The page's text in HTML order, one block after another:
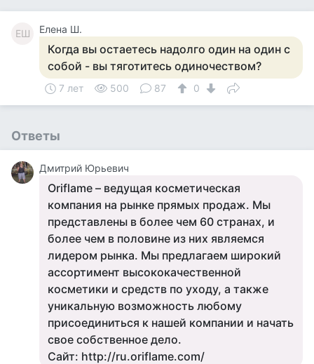
ЕШ Елена Ш.
Когда вы остаетесь надолго один на один с
собой - вы тяготитесь одиночеством?
7 лет 500 87 0
Ответы
Дмитрий Юрьевич
Oriflame – ведущая косметическая
компания на рынке прямых продаж. Мы
представлены в более чем 60 странах, и
более чем в половине из них являемся
лидером рынка. Мы предлагаем широкий
ассортимент высококачественной
косметики и средств по уходу, а также
уникальную возможность любому
присоединиться к нашей компании и начать
свое собственное дело.
Сайт: http://ru.oriflame.com/